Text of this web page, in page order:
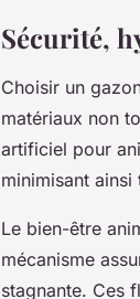
Sécurité,
Choisir un
matériaux non
artificiel pour
minimisant ainsi
Le bien-être
mécanisme
stagnante. Ces